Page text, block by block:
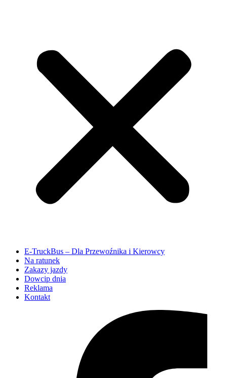
E-TruckBus – Dla Przewoźnika i Kierowcy
Na ratunek
Zakazy jazdy
Dowcip dnia
Reklama
Kontakt